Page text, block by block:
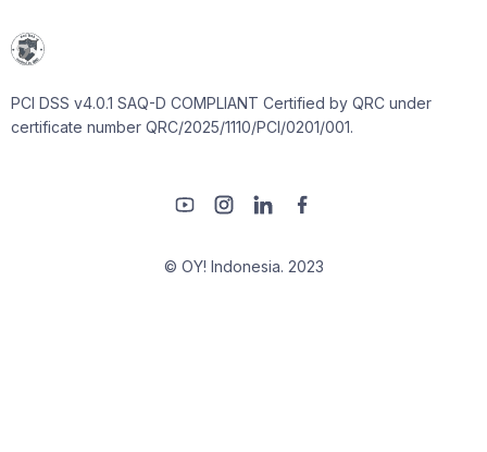
PCI DSS v4.0.1 SAQ-D COMPLIANT Certified by QRC under
certificate number QRC/2025/1110/PCI/0201/001.
© OY! Indonesia. 2023